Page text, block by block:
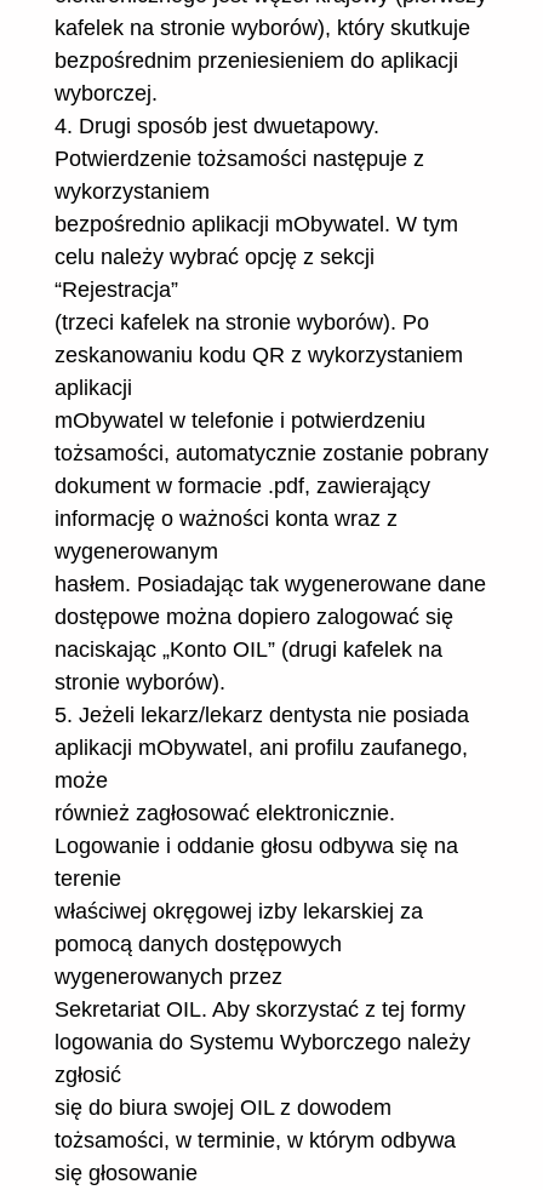
kafelek na stronie wyborów), który skutkuje
bezpośrednim przeniesieniem do aplikacji
wyborczej.
4. Drugi sposób jest dwuetapowy.
Potwierdzenie tożsamości następuje z
wykorzystaniem
bezpośrednio aplikacji mObywatel. W tym
celu należy wybrać opcję z sekcji
“Rejestracja”
(trzeci kafelek na stronie wyborów). Po
zeskanowaniu kodu QR z wykorzystaniem
aplikacji
mObywatel w telefonie i potwierdzeniu
tożsamości, automatycznie zostanie pobrany
dokument w formacie .pdf, zawierający
informację o ważności konta wraz z
wygenerowanym
hasłem. Posiadając tak wygenerowane dane
dostępowe można dopiero zalogować się
naciskając „Konto OIL” (drugi kafelek na
stronie wyborów).
5. Jeżeli lekarz/lekarz dentysta nie posiada
aplikacji mObywatel, ani profilu zaufanego,
może
również zagłosować elektronicznie.
Logowanie i oddanie głosu odbywa się na
terenie
właściwej okręgowej izby lekarskiej za
pomocą danych dostępowych
wygenerowanych przez
Sekretariat OIL. Aby skorzystać z tej formy
logowania do Systemu Wyborczego należy
zgłosić
się do biura swojej OIL z dowodem
tożsamości, w terminie, w którym odbywa
się głosowanie